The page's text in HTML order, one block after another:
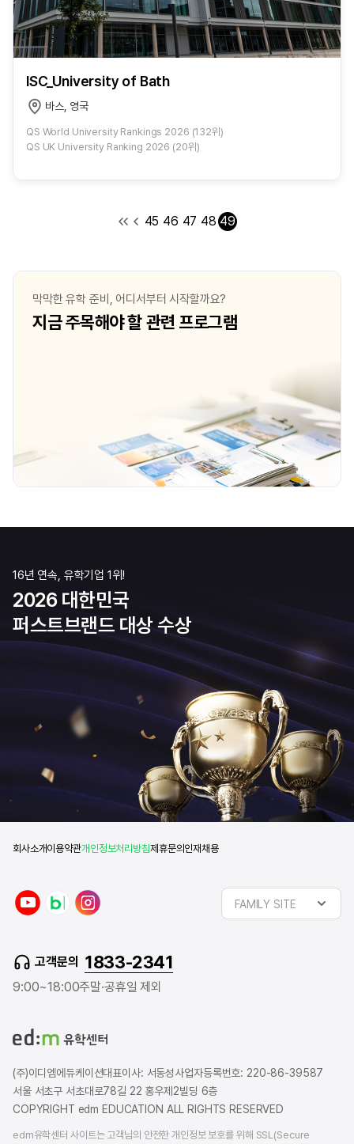
ISC_University of Bath
바스, 영국
QS World University Rankings 2026 (132위)
QS UK University Ranking 2026 (20위)
45 46 47 48 49
막막한 유학 준비, 어디서부터 시작할까요?
지금 주목해야 할 관련 프로그램
16년 연속, 유학기업 1위!
2026 대한민국
퍼스트브랜드 대상 수상
회사소개이용약관개인정보처리방침제휴문의 인재채용
u
n
a
r
l
a
FAMILY SITE
고객문의 1833-2341
9:00~18:00주말·공휴일 제외
(주)이디엠에듀케이션대표이사: 서동성사업자등록번호: 220-86-39587
서울 서초구 서초대로78길 22 홍우제2빌딩 6층
COPYRIGHT edm EDUCATION ALL RIGHTS RESERVED
edm유학센터 사이트는 고객님의 안전한 개인정보 보호를 위해 SSL(Secure